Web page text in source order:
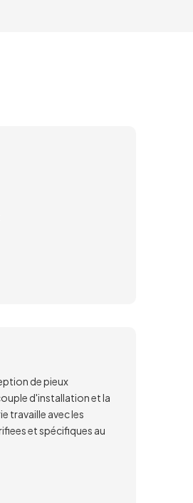
de pieux
d'installation et la
travaille avec les
et spécifiques au